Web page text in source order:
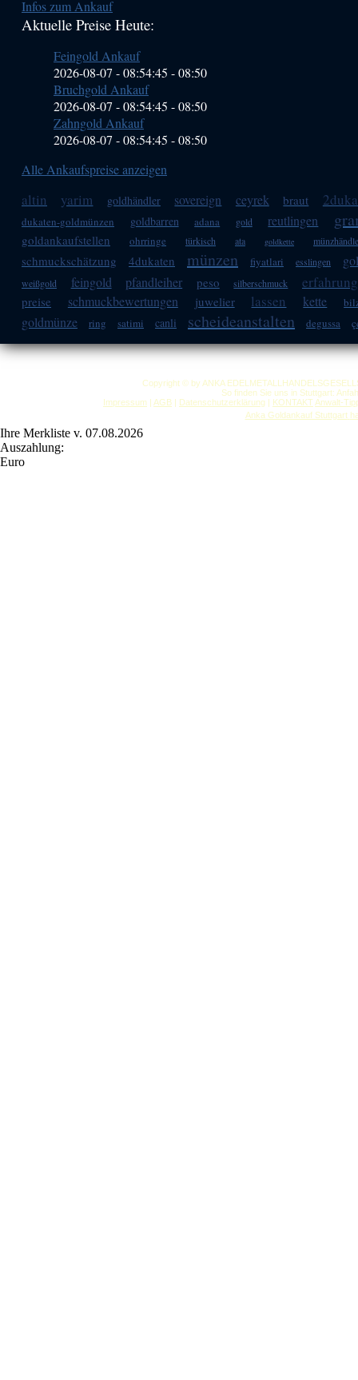
Sidebar
Infos zum Ankauf
Aktuelle Preise Heute:
Feingold Ankauf
2026-08-07 - 08:54:45 -08:50
Bruchgold Ankauf
2026-08-07 - 08:54:45 -08:50
Zahngold Ankauf
2026-08-07 - 08:54:45 -08:50
Alle Ankaufspreise anzeigen
altin yarim goldhändler sovereign ceyrek braut
dukaten-goldmünzen goldbarren adana gold reutlingen
goldankaufstellen ohrringe türkisch ata goldkette
schmuckschätzung 4dukaten münzen fiyatlari esslingen
weißgold feingold pfandleiher peso silberschmuck
preise schmuckbewertungen juwelier lassen kette
goldmünze ring satimi canli scheideanstalten degussa
Copyright © by ANKA
So finden Sie uns in Stuttgart:
Impressum | AGB | Datenschutzerklärung | KONTAKT Anwalt-
Anka Goldankauf Stuttgart
Ihre Merkliste v. 07.08.2026
Auszahlung:
Euro